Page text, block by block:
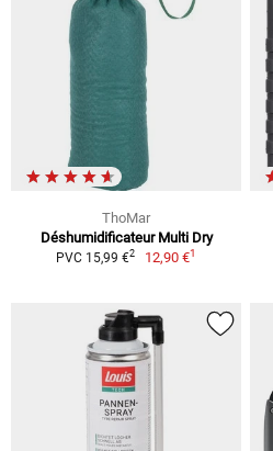
ThoMar
Déshumidificateur Multi Dry
PVC 15,99 €2 12,90 €1